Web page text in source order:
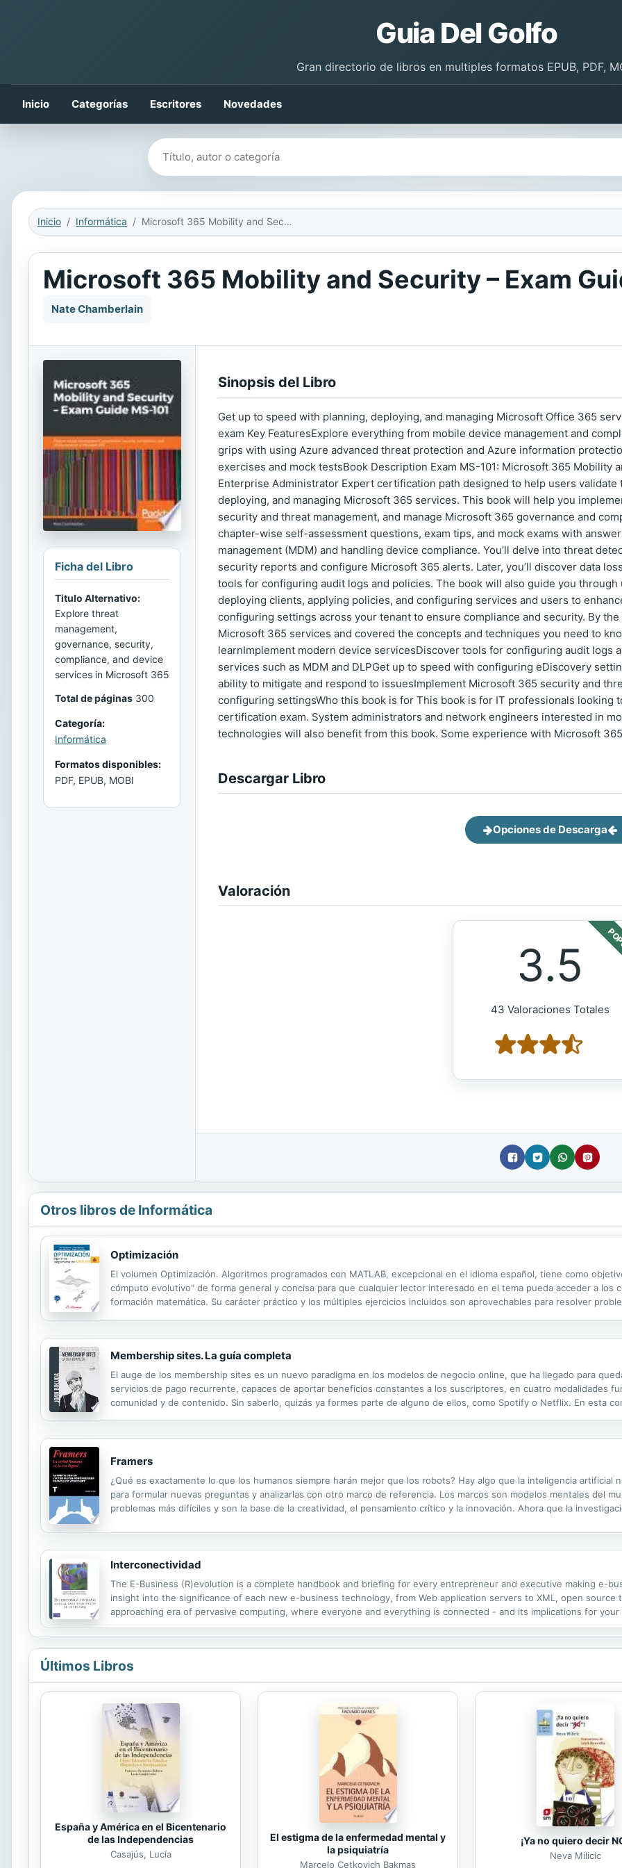
Guia Del Golfo
Gran directorio de libros en multiples formatos EPUB, PDF,
Inicio Categorías Escritores Novedades
Buscar libros
Inicio Informática Microsoft 365 Mobility and Security – Exam Guide MS-101
Microsoft 365 Mobility and Security – Exam
Nate Chamberlain
Ficha del Libro
Titulo Alternativo:
Explore threat
management,
governance, security,
compliance, and device
services in Microsoft 365
Total de páginas 300
Categoría:
Informática
Formatos disponibles:
PDF, EPUB, MOBI
Sinopsis del Libro
Get up to speed with planning, deploying, and managing Microsoft Office 365
exam Key FeaturesExplore everything from mobile device management and
grips with using Azure advanced threat protection and Azure information
exercises and mock testsBook Description Exam MS-101: Microsoft 365
Enterprise Administrator Expert certification path designed to help users
deploying, and managing Microsoft 365 services. This book will help you
security and threat management, and manage Microsoft 365 governance and
chapter-wise self-assessment questions, exam tips, and mock exams with
management (MDM) and handling device compliance. You’ll delve into threat
security reports and configure Microsoft 365 alerts. Later, you’ll discover data
tools for configuring audit logs and policies. The book will also guide you
deploying clients, applying policies, and configuring services and users to
configuring settings across your tenant to ensure compliance and security. By
Microsoft 365 services and covered the concepts and techniques you need to
learnImplement modern device servicesDiscover tools for configuring audit logs
services such as MDM and DLPGet up to speed with configuring eDiscovery
ability to mitigate and respond to issuesImplement Microsoft 365 security and
configuring settingsWho this book is for This book is for IT professionals looking
certification exam. System administrators and network engineers interested in
technologies will also benefit from this book. Some experience with Microsoft
Descargar Libro
Opciones de Descarga
Valoración
3.5
43 Valoraciones Totales
Otros libros de Informática
Optimización
El volumen Optimización. Algoritmos programados con MATLAB, excepcional en el idioma español, tiene como
cómputo evolutivo" de forma general y concisa para que cualquier lector interesado en el tema pueda acceder a los
formación matemática. Su carácter práctico y los múltiples ejercicios incluidos son aprovechables para resolver
Membership sites. La guía completa
El auge de los membership sites es un nuevo paradigma en los modelos de negocio online, que ha llegado para
servicios de pago recurrente, capaces de aportar beneficios constantes a los suscriptores, en cuatro modalidades
comunidad y de contenido. Sin saberlo, quizás ya formes parte de alguno de ellos, como Spotify o Netflix. En esta
Framers
¿Qué es exactamente lo que los humanos siempre harán mejor que los robots? Hay algo que la inteligencia artificial
para formular nuevas preguntas y analizarlas con otro marco de referencia. Los marcos son modelos mentales del
problemas más difíciles y son la base de la creatividad, el pensamiento crítico y la innovación. Ahora que la
Interconectividad
The E-Business (R)evolution is a complete handbook and briefing for every entrepreneur and executive making e-
insight into the significance of each new e-business technology, from Web application servers to XML, open
approaching era of pervasive computing, where everyone and everything is connected - and its implications for
deploying, and managing e-business solutions, The E-business (R)evolution is an unparalleled resource.
Últimos Libros
España y América en el Bicentenario
de las Independencias
Casajús, Lucía
El estigma de la enfermedad mental y
la psiquiatría
Marcelo Cetkovich Bakmas
¡Ya no quiero decir
Neva Milicic